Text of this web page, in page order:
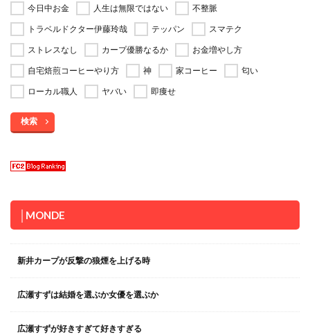
今日中お金
人生は無限ではない
不整脈
トラベルドクター伊藤玲哉
テッパン
スマテク
ストレスなし
カープ優勝なるか
お金増やし方
自宅焙煎コーヒーやり方
神 家コーヒー
匂い
ローカル職人
ヤバい 即痩せ
検索
│MONDE
新井カープが反撃の狼煙を上げる時
広瀬すずは結婚を選ぶか女優を選ぶか
広瀬すずが好きすぎて好きすぎる